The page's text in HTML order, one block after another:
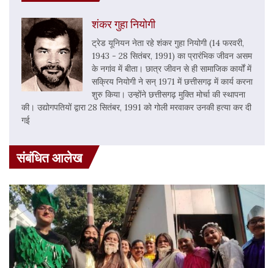
शंकर गुहा नियोगी
ट्रेड यूनियन नेता रहे शंकर गुहा नियोगी (14 फरवरी,
1943 - 28 सितंबर, 1991) का प्रारंभिक जीवन असम
के नगांव में बीता। छात्र जीवन से ही सामाजिक कार्यों में
सक्रिय नियोगी ने सन् 1971 में छत्तीसगढ़ में कार्य करना
शुरु किया। उन्होंने छत्तीसगढ़ मुक्ति मोर्चा की स्थापना
की। उद्योगपतियों द्वारा 28 सितंबर, 1991 को गोली मरवाकर उनकी हत्या कर दी
गई
संबंधित आलेख